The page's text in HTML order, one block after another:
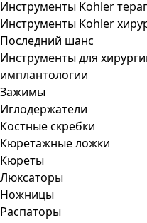
Инструменты Kohler
Инструменты Kohler
Последний шанс
Инструменты для
имплантологии
Зажимы
Иглодержатели
Костные скребки
Кюретажные ложки
Кюреты
Люксаторы
Ножницы
Распаторы